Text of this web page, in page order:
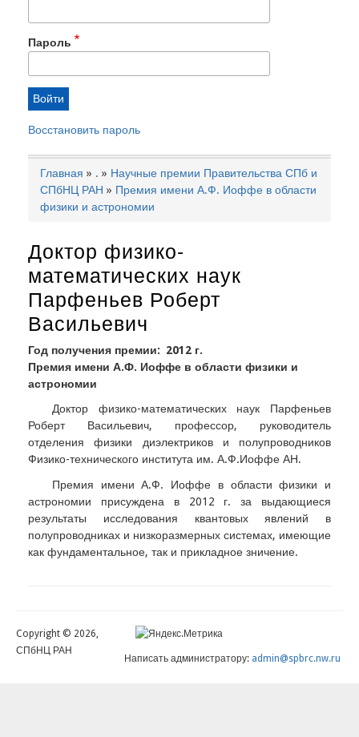
Пароль
Восстановить пароль
Строка
навигации
Главная .
Научные премии Правительства СПб и
СПбНЦ РАН
Премия имени А.Ф. Иоффе в области
физики и астрономии
Доктор физико-
математических наук
Парфеньев Роберт
Васильевич
Год получения премии
2012 г.
Премия имени А.Ф. Иоффе в области физики и
астрономии
Доктор физико-математических наук Парфеньев
Роберт Васильевич, профессор, руководитель
отделения физики диэлектриков и полупроводников
Физико-технического института им. А.Ф.Иоффе АН.
Премия имени А.Ф. Иоффе в области физики и
астрономии присуждена в 2012 г. за выдающиеся
результаты исследования квантовых явлений в
полупроводниках и низкоразмерных системах, имеющие
как фундаментальное, так и прикладное зничение.
Copyright © 2026,
СПбНЦ РАН
Написать администратору: admin@spbrc.nw.ru